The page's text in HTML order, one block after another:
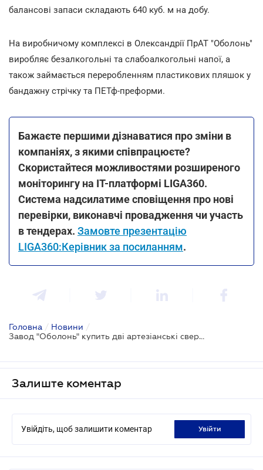
балансові запаси складають 640 куб. м на добу.
На виробничому комплексі в Олександрії ПрАТ "Оболонь"
виробляє безалкогольні та слабоалкогольні напої, а
також займається переробленням пластикових пляшок у
бандажну стрічку та ПЕТф-преформи.
Бажаєте першими дізнаватися про зміни в
компаніях, з якими співпрацюєте?
Скористайтеся можливостями розширеного
моніторингу на ІТ-платформі LIGA360.
Система надсилатиме сповіщення про нові
перевірки, виконавчі провадження чи участь
в тендерах. Замовте презентацію
LIGA360:Керівник за посиланням.
Головна / Новини /
Завод "Оболонь" купить дві артезіанські свердловини за 41,6 млн грн
Залиште коментар
Увійдіть, щоб залишити коментар увійти